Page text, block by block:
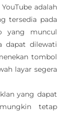
adalah
tersedia pada
yang muncul
dapat dilewati
tombol
layar segera
yang dapat
tetap